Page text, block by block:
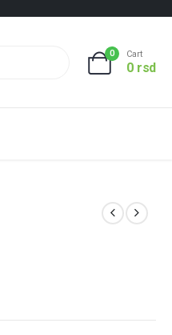
0 Cart
0 rsd